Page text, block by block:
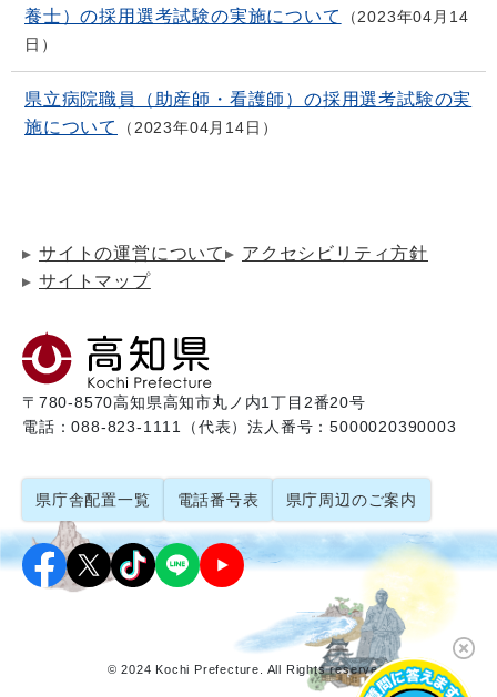
養士）の採用選考試験の実施について
2023年04月14
日
県立病院職員（助産師・看護師）の採用選考試験の実
施について
2023年04月14日
サイトの運営について
アクセシビリティ方針
サイトマップ
〒780-8570高知県高知市丸ノ内1丁目2番20号
電話：088-823-1111（代表）法人番号：5000020390003
県庁舎配置一覧 電話番号表 県庁周辺のご案内
© 2024 Kochi Prefecture. All Rights reserved.